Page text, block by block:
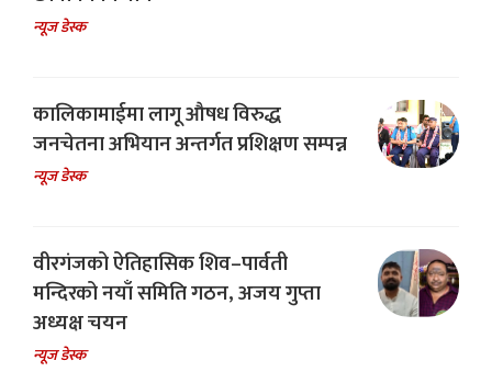
न्यूज डेस्क
कालिकामाईमा लागू औषध विरुद्ध
जनचेतना अभियान अन्तर्गत प्रशिक्षण सम्पन्न
न्यूज डेस्क
वीरगंजको ऐतिहासिक शिव–पार्वती
मन्दिरको नयाँ समिति गठन, अजय गुप्ता
अध्यक्ष चयन
न्यूज डेस्क